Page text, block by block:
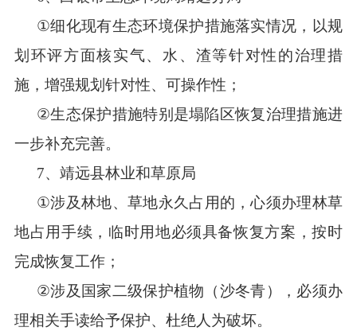
①细化现有生态环境保护措施落实情况，以规
划环评方面核实气、水、渣等针对性的治理措
施， 增强规划针对性、可操作性 ；
②生态保护措施特别是塌陷区恢复治理措施进
一步补充完善。
7、靖远县林业和草原局
①涉及林地、草地永久占 用的 ，心须办理林草
地占用手续 ，临时用地必须具备恢复方案，按时
完成恢复工作；
②涉及 国家二级保护植物（沙冬青），必须办
理相关手读给予保护、 杜绝人为破坏。